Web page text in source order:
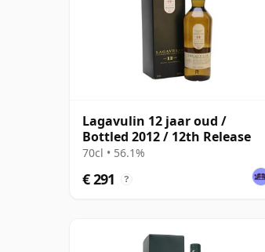
Lagavulin 12 jaar oud /
Bottled 2012 / 12th Release
70cl • 56.1%
€ 291 ?